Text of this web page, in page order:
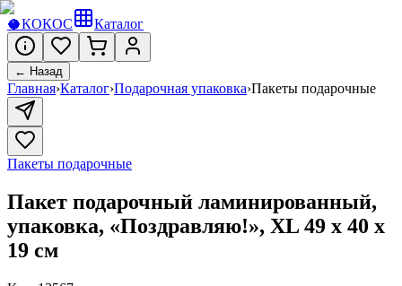
🥥КОКОС Каталог
← Назад
Главная›Каталог›Подарочная упаковка›Пакеты подарочные
Пакеты подарочные
Пакет подарочный ламинированный,
упаковка, «Поздравляю!», XL 49 х 40 х
19 см